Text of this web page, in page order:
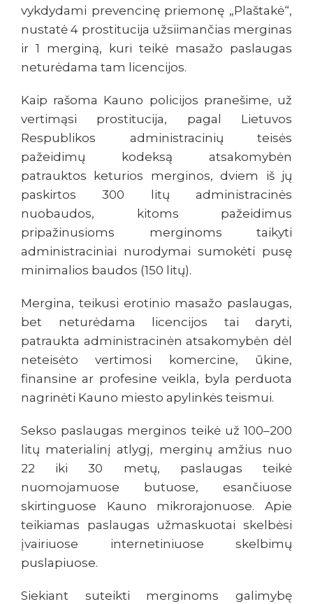
vykdydami prevencinę priemonę „Plaštakė“,
nustatė 4 prostitucija užsiimančias merginas
ir 1 merginą, kuri teikė masažo paslaugas
neturėdama tam licencijos.
Kaip rašoma Kauno policijos pranešime, už
vertimąsi prostitucija, pagal Lietuvos
Respublikos administracinių teisės
pažeidimų kodeksą atsakomybėn
patrauktos keturios merginos, dviem iš jų
paskirtos 300 litų administracinės
nuobaudos, kitoms pažeidimus
pripažinusioms merginoms taikyti
administraciniai nurodymai sumokėti pusę
minimalios baudos (150 litų).
Mergina, teikusi erotinio masažo paslaugas,
bet neturėdama licencijos tai daryti,
patraukta administracinėn atsakomybėn dėl
neteisėto vertimosi komercine, ūkine,
finansine ar profesine veikla, byla perduota
nagrinėti Kauno miesto apylinkės teismui.
Sekso paslaugas merginos teikė už 100–200
litų materialinį atlygį, merginų amžius nuo
22 iki 30 metų, paslaugas teikė
nuomojamuose butuose, esančiuose
skirtinguose Kauno mikrorajonuose. Apie
teikiamas paslaugas užmaskuotai skelbėsi
įvairiuose internetiniuose skelbimų
puslapiuose.
Siekiant suteikti merginoms galimybę